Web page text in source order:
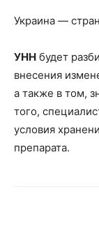
Украина —
УНН будет
внесения
а также в том,
того,
условия
препарата.